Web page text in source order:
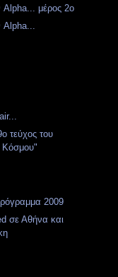
Alpha... μέρος 2ο
Alpha...
τεύχος του
Κόσμου"
2009
σε Αθήνα και